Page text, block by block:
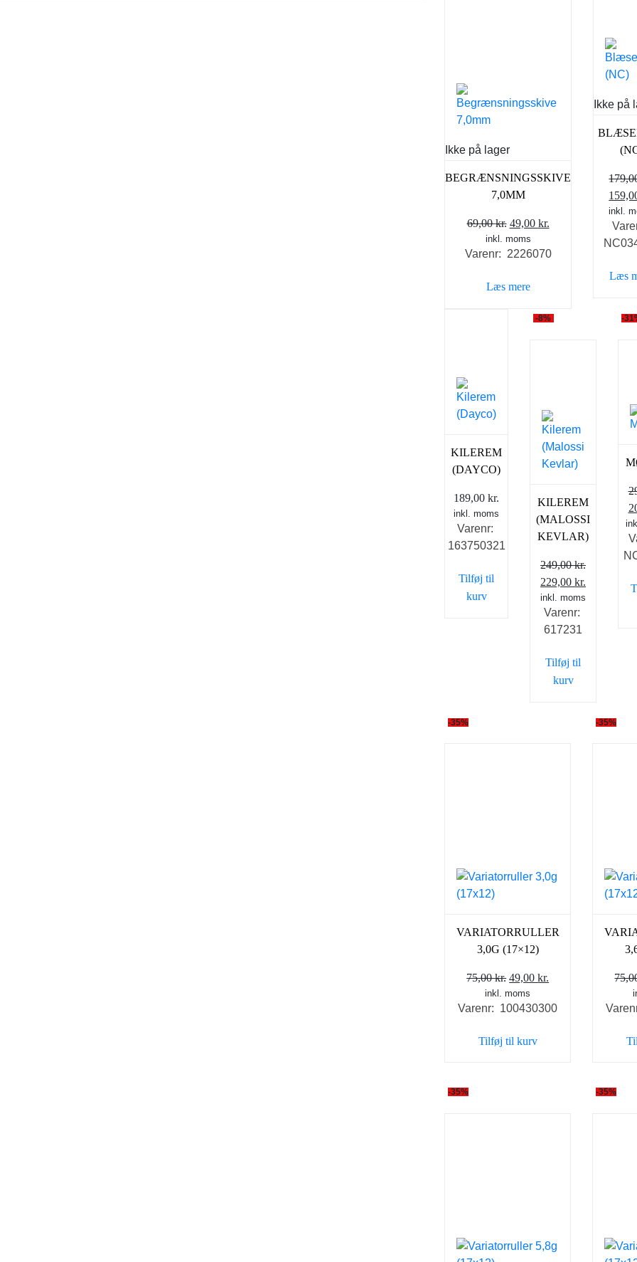
Ikke på lager
BEGRÆNSNINGSSKIVE
7,0MM
69,00kr. Den
oprindelige
pris
69,00 kr..
49,00 kr.Den
pris
inkl. moms
Varenr: 2226070
Læs mere
Ikke på
Den
pris
var:
inkl.
Læs
KILEREM
(DAYCO)
189,00 kr.
inkl. moms
Varenr:
163750321
Tilføj til
kurv
-8%
KILEREM
(MALOSSI
KEVLAR)
249,00kr.
Den
oprindelige
pris
var:
229,00 kr.
inkl. moms
Varenr:
617231
Tilføj til
kurv
-
-35%
VARIATORRULLER
3,0G (17×12)
75,00kr. Den
oprindelige
pris
75,00 kr..
49,00kr.
pris
inkl. moms
Varenr: 100430300
Tilføj til kurv
-35%
-35% -35%